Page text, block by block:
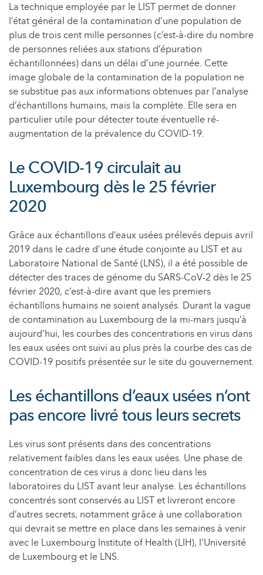
La technique employée par le LIST permet de donner
l’état général de la contamination d’une population de
plus de trois cent mille personnes (c’est-à-dire du nombre
de personnes reliées aux stations d’épuration
échantillonnées) dans un délai d’une journée. Cette
image globale de la contamination de la population ne
se substitue pas aux informations obtenues par l’analyse
d’échantillons humains, mais la complète. Elle sera en
particulier utile pour détecter toute éventuelle ré-
augmentation de la prévalence du COVID-19.
Le COVID-19 circulait au
Luxembourg dès le 25 février
2020
Grâce aux échantillons d’eaux usées prélevés depuis avril
2019 dans le cadre d’une étude conjointe au LIST et au
Laboratoire National de Santé (LNS), il a été possible de
détecter des traces de génome du SARS-CoV-2 dès le 25
février 2020, c’est-à-dire avant que les premiers
échantillons humains ne soient analysés. Durant la vague
de contamination au Luxembourg de la mi-mars jusqu’à
aujourd’hui, les courbes des concentrations en virus dans
les eaux usées ont suivi au plus près la courbe des cas de
COVID-19 positifs présentée sur le site du gouvernement.
Les échantillons d’eaux usées n’ont
pas encore livré tous leurs secrets
Les virus sont présents dans des concentrations
relativement faibles dans les eaux usées. Une phase de
concentration de ces virus a donc lieu dans les
laboratoires du LIST avant leur analyse. Les échantillons
concentrés sont conservés au LIST et livreront encore
d’autres secrets, notamment grâce à une collaboration
qui devrait se mettre en place dans les semaines à venir
avec le Luxembourg Institute of Health (LIH), l’Université
de Luxembourg et le LNS.